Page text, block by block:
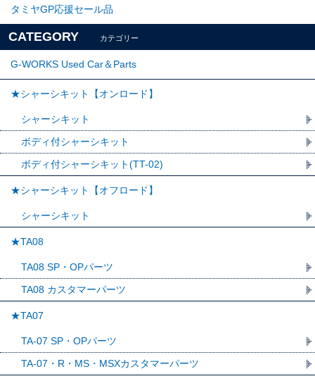
タミヤGP応援セール品
CATEGORY カテゴリー
G-WORKS Used Car＆Parts
★シャーシキット【オンロード】
シャーシキット
ボディ付シャーシキット
ボディ付シャーシキット(TT-02)
★シャーシキット【オフロード】
シャーシキット
★TA08
TA08 SP・OPパーツ
TA08 カスタマーパーツ
★TA07
TA-07 SP・OPパーツ
TA-07・R・MS・MSXカスタマーパーツ